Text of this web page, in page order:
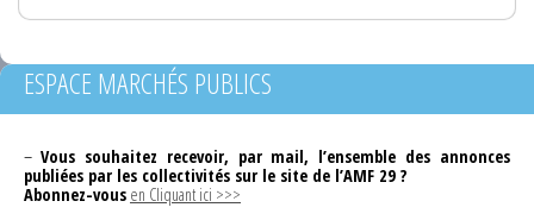
ESPACE MARCHÉS PUBLICS
– Vous souhaitez recevoir, par mail, l’ensemble des annonces
publiées par les collectivités sur le site de l’AMF 29 ?
Abonnez-vous en Cliquant ici >>>